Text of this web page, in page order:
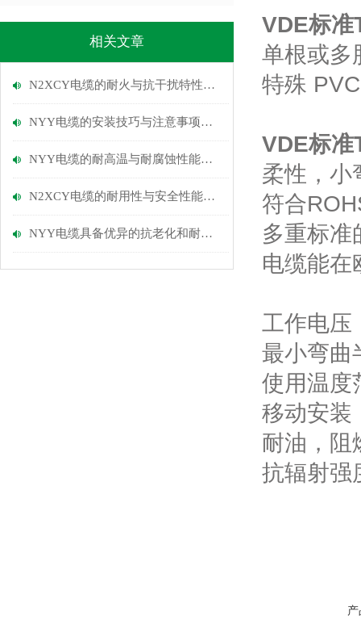
相关文章
N2XCY电缆的耐火与抗干扰特性说明
NYY电缆的安装技巧与注意事项说明
NYY电缆的耐高温与耐腐蚀性能优势
N2XCY电缆的耐用性与安全性能探讨
NYY电缆具备优异的抗老化和耐磨损性能
VDE标准
单根或多
特殊
VDE标准
柔性，小
符合
多重标准
电缆能在
工作电压
最小弯曲
使用温度
移动安装
耐油，阻
抗辐射强